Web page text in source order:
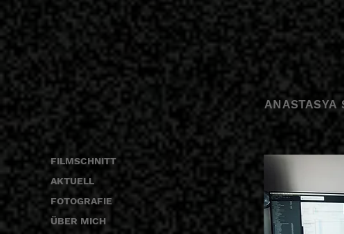
ANASTASYA
FILMSCHNITT
AKTUELL
FOTOGRAFIE
ÜBER MICH